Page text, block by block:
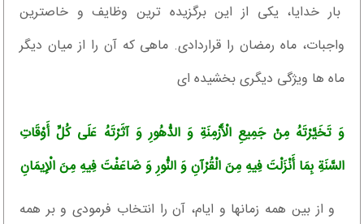
بار خدايا، يكى از اين برگزيده ‏ترين وظايف و خاص‏ترين
واجبات، ماه رمضان را قراردادى. ماهى كه آن را از ميان ديگر
ماه ها ويژگى ديگرى بخشيده ‏اى‏
وَ تَخَيَّرْتَهُ مِنْ جَمِيعِ الْأَزْمِنَةِ وَ الدُّهُورِ وَ آثَرْتَهُ عَلَى كُلِّ أَوْقَاتِ
السَّنَةِ بِمَا أَنْزَلْتَ فِيهِ مِنَ الْقُرْآنِ وَ النُّورِ وَ ضَاعَفْتَ فِيهِ مِنَ الْإِيمَانِ‏
و از بين همه زمانها و ايام، آن را انتخاب فرمودى و بر همه